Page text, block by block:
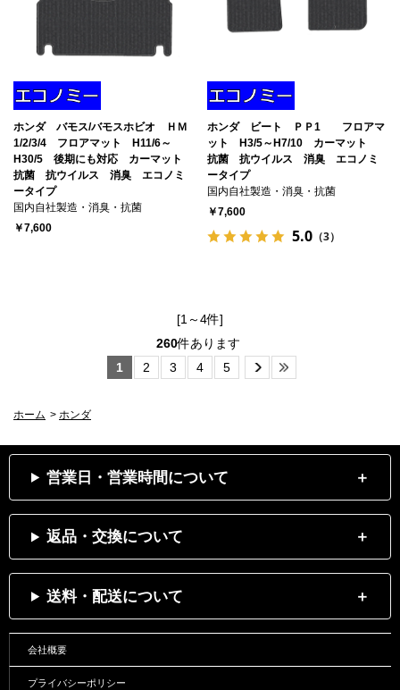
ホンダ バモス/バモスホビオ ＨＭ
1/2/3/4 フロアマット H11/6～
H30/5 後期にも対応 カーマット
抗菌 抗ウイルス 消臭 エコノミ
ータイプ
国内自社製造・消臭・抗菌
￥7,600
ホンダ ビート ＰＰ1 フロアマ
ット H3/5～H7/10 カーマット
抗菌 抗ウイルス 消臭 エコノミ
ータイプ
国内自社製造・消臭・抗菌
￥7,600
5.0（3）
[1～4件]
260件あります
1
2 3 4 5
ホーム > ホンダ
営業日・営業時間について
返品・交換について
送料・配送について
会社概要
プライバシーポリシー